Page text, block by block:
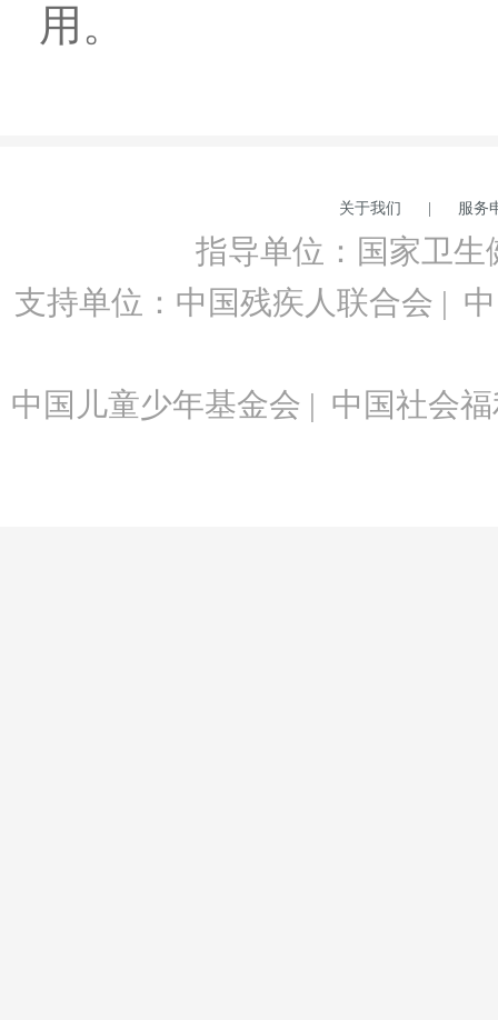
用。
关于我们 服务
指导单位：国家卫生
支持单位：中国残疾人联合会 |
中国儿童少年基金会 | 中国社会